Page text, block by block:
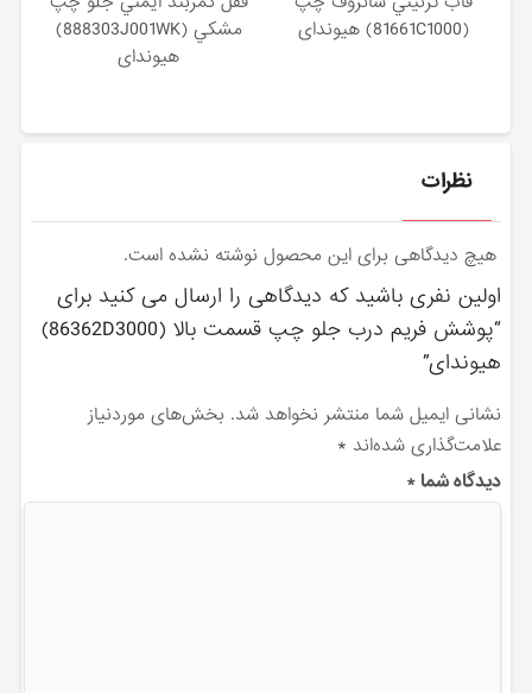
(81661C1000) هیوندای
مشكي (888303J001WK)
هیوندای
نظرات
هیچ دیدگاهی برای این محصول نوشته نشده است.
اولین نفری باشید که دیدگاهی را ارسال می کنید برای
“پوشش فريم درب جلو چپ قسمت بالا (86362D3000)
هیوندای”
نشانی ایمیل شما منتشر نخواهد شد. بخش‌های موردنیاز
علامت‌گذاری شده‌اند *
دیدگاه شما*